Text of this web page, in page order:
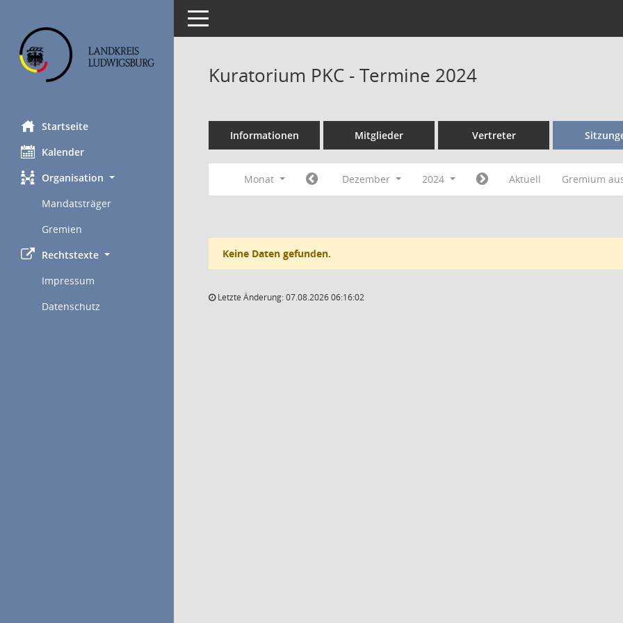
Startseite
Kalender
Organisation
Mandatsträger
Gremien
Rechtstexte
Impressum
Datenschutz
Toggle navigation
Kuratorium PKC - Termine 2024
Informationen Mitglieder Vertreter
Monat Dezember 2024 Aktuell Gremium
Keine Daten gefunden.
Letzte Änderung: 07.08.2026 06:16:02